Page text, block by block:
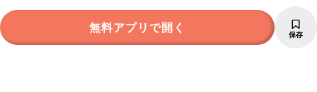
無料アプリで開く 保存